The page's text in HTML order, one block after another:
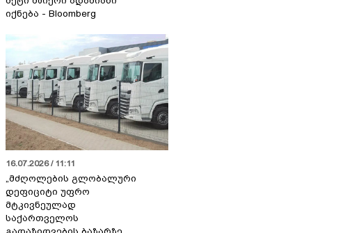
იქნება - Bloomberg
16.07.2026 / 11:11
„მძღოლების გლობალური
დეფიციტი უფრო
მტკივნეულად
საქართველოს